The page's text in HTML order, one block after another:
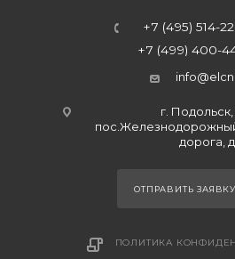
+7 (495) 514-
+7 (499) 400-
г.
дорога,
ОТПРАВИТЬ ЗАЯВКУ
ПОЛИТИКА